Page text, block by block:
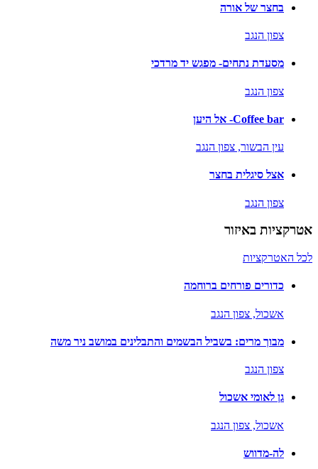
בחצר של אורה
צפון הנגב
מסעדת נתחים- מפגש יד מרדכי
צפון הנגב
Coffee bar- אל היען
עין הבשור, צפון הנגב
אצל סיגלית בחצר
צפון הנגב
אטרקציות באיזור
לכל האטרקציות
כדורים פורחים ברוחמה
אשכול, צפון הנגב
מבוך מרים: בשביל הבשמים והתבלינים במושב ניר משה
צפון הנגב
גן לאומי אשכול
אשכול, צפון הנגב
לה-מדווש